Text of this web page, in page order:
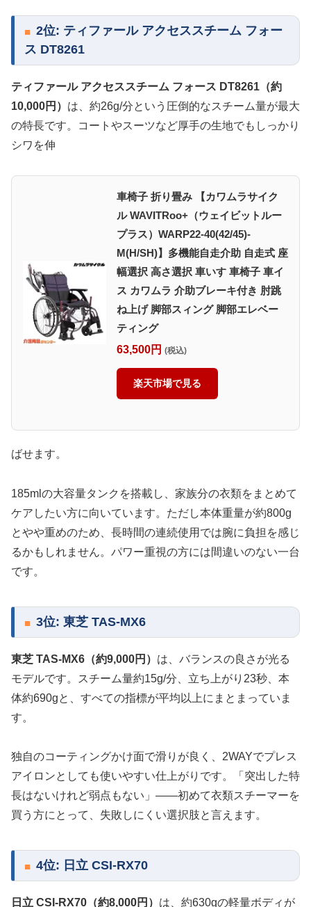
2位: ティファール アクセススチーム フォー
ス DT8261
ティファール アクセススチーム フォース DT8261（約
10,000円） は、約26g/分という圧倒的なスチーム量が最大
の特長です。コートやスーツなど厚手の生地でもしっかり
シワを伸
車椅子 折り畳み 【カワムラサイク
ル WAVITRoo+（ウェイビットルー
プラス）WARP22-40(42/45)-
M(H/SH)】多機能自走介助 自走式 座
幅選択 高さ選択 車いす 車椅子 車イ
ス カワムラ 介助ブレーキ付き 肘跳
ね上げ 脚部スィング 脚部エレベー
ティング
63,500円 (税込)
楽天市場で見る
ばせます。
185mlの大容量タンクを搭載し、家族分の衣類をまとめて
ケアしたい方に向いています。ただし本体重量が約800g
とやや重めのため、長時間の連続使用では腕に負担を感じ
るかもしれません。パワー重視の方には間違いのない一台
です。
3位: 東芝 TAS-MX6
東芝 TAS-MX6（約9,000円） は、バランスの良さが光る
モデルです。スチーム量約15g/分、立ち上がり23秒、本
体約690gと、すべての指標が平均以上にまとまっていま
す。
独自のコーティングかけ面で滑りが良く、2WAYでプレス
アイロンとしても使いやすい仕上がりです。「突出した特
長はないけれど弱点もない」——初めて衣類スチーマーを
買う方にとって、失敗しにくい選択肢と言えます。
4位: 日立 CSI-RX70
日立 CSI-RX70（約8,000円） は、約630gの軽量ボディが